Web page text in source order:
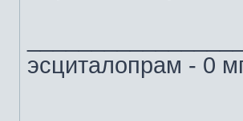
эсциталопрам - 0